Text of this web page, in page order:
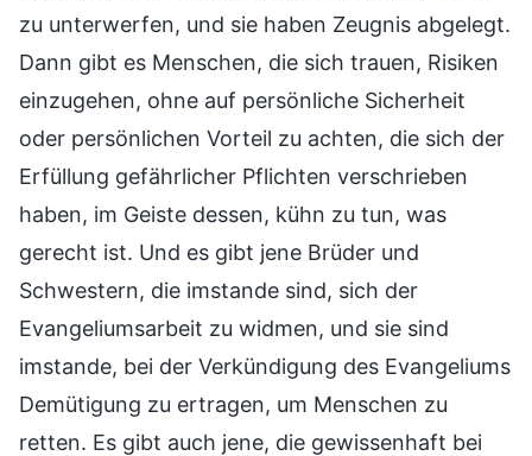
zu unterwerfen, und sie haben Zeugnis abgelegt.
Dann gibt es Menschen, die sich trauen, Risiken
einzugehen, ohne auf persönliche Sicherheit
oder persönlichen Vorteil zu achten, die sich der
Erfüllung gefährlicher Pflichten verschrieben
haben, im Geiste dessen, kühn zu tun, was
gerecht ist. Und es gibt jene Brüder und
Schwestern, die imstande sind, sich der
Evangeliumsarbeit zu widmen, und sie sind
imstande, bei der Verkündigung des Evangeliums
Demütigung zu ertragen, um Menschen zu
retten. Es gibt auch jene, die gewissenhaft bei